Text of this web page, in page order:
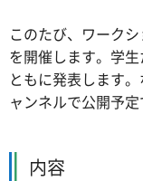
このたび、ワーク
を開催します。学
ともに発表します
ャンネルで公開予定
内容